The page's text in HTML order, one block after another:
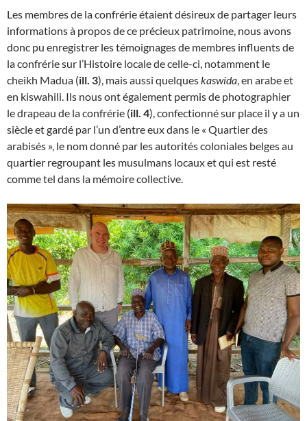
Les membres de la confrérie étaient désireux de partager leurs
informations à propos de ce précieux patrimoine, nous avons
donc pu enregistrer les témoignages de membres influents de
la confrérie sur l’Histoire locale de celle-ci, notamment le
cheikh Madua (ill. 3), mais aussi quelqueskaswida, en arabe et
en kiswahili. Ils nous ont également permis de photographier
le drapeau de la confrérie (ill. 4), confectionné sur place il y a un
siècle et gardé par l’un d’entre eux dans le « Quartier des
arabisés », le nom donné par les autorités coloniales belges au
quartier regroupant les musulmans locaux et qui est resté
comme tel dans la mémoire collective.